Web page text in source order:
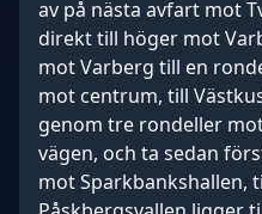
av på nästa avfart mot
direkt till höger mot
mot Varberg till en
mot centrum, till
genom tre rondeller
vägen, och ta sedan
mot Sparkbankshallen,